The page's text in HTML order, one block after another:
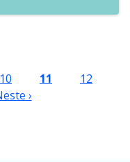
Side
10 Nåværende side
11 Side
12
side
›